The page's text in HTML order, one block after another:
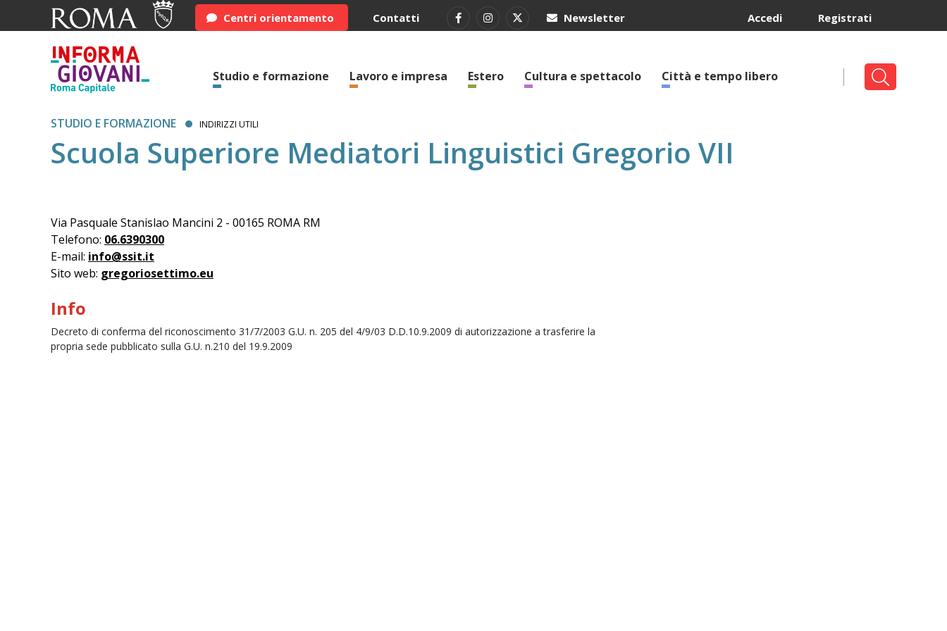
Centri orientamento Contatti Newsletter Registrati
Accedi
Studio e formazione Lavoro e impresa Estero Cultura e spettacolo Città e tempo libero
STUDIO E FORMAZIONE INDIRIZZI UTILI
Scuola Superiore Mediatori Linguistici Gregorio VII
Via Pasquale Stanislao Mancini 2 - 00165 ROMA RM
Telefono: 06.6390300
E-mail: info@ssit.it
Sito web: gregoriosettimo.eu
Info
Decreto di conferma del riconoscimento 31/7/2003 G.U. n. 205 del 4/9/03 D.D.10.9.2009 di autorizzazione a trasferire la
propria sede pubblicato sulla G.U. n.210 del 19.9.2009